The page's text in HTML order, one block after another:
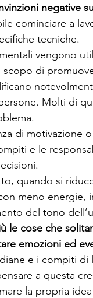
negative
cominciare a
tecniche.
vengono
di
Molti di
di motivazione
e le
quando si
meno energie,
del tono
le cose che
emozioni ed
e i compiti di
a questa
la propria